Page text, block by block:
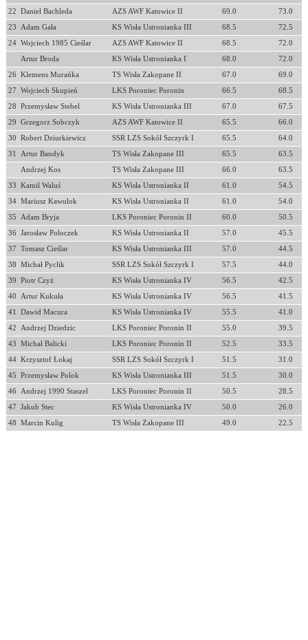
22 Daniel Bachleda AZS AWF Katowice II 69.0 73.0
23 Adam Gała KS Wisła Ustronianka III 68.5 72.5
24 Wojciech 1985 Cieślar AZS AWF Katowice II 68.5 72.0
Artur Broda KS Wisła Ustronianka I 68.0 72.0
26 Klemens Murańka TS Wisła Zakopane II 67.0 69.0
27 Wojciech Skupień LKS Poroniec Poronin 66.5 68.5
28 Przemysław Stebel KS Wisła Ustronianka III 67.0 67.5
29 Grzegorz Sobczyk AZS AWF Katowice II 65.5 66.0
30 Robert Dziurkiewicz SSR LZS Sokół Szczyrk I 65.5 64.0
31 Artur Bandyk TS Wisła Zakopane III 65.5 63.5
Andrzej Kos TS Wisła Zakopane III 66.0 63.5
33 Kamil Waluś KS Wisła Ustronianka II 61.0 54.5
34 Mariusz Kawulok KS Wisła Ustronianka II 61.0 54.0
35 Adam Bryja LKS Poroniec Poronin II 60.0 50.5
36 Jarosław Poloczek KS Wisła Ustronianka II 57.0 45.5
37 Tomasz Cieślar KS Wisła Ustronianka III 57.0 44.5
38 Michał Pyclik SSR LZS Sokół Szczyrk I 57.5 44.0
39 Piotr Czyż KS Wisła Ustronianka IV 56.5 42.5
40 Artur Kukuła KS Wisła Ustronianka IV 56.5 41.5
41 Dawid Macura KS Wisła Ustronianka IV 55.5 41.0
42 Andrzej Dziedzic LKS Poroniec Poronin II 55.0 39.5
43 Michał Balicki LKS Poroniec Poronin II 52.5 33.5
44 Krzysztof Łokaj SSR LZS Sokół Szczyrk I 51.5 31.0
45 Przemysław Polok KS Wisła Ustronianka III 51.5 30.0
46 Andrzej 1990 Staszel LKS Poroniec Poronin II 50.5 28.5
47 Jakub Stec KS Wisła Ustronianka IV 50.0 26.0
48 Marcin Kulig TS Wisła Zakopane III 49.0 22.5